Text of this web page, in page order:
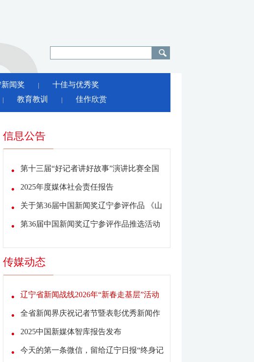
闻奖
十佳与优秀奖
教育教训 佳作欣赏
信息公告
第十三届“好记者讲好故事”演讲比赛全国
2025年度媒体社会责任报告
关于第36届中国新闻奖辽宁参评作品 《山
第36届中国新闻奖辽宁参评作品推选活动
传媒动态
辽宁省新闻战线2026年“新春走基层”活动
全省新闻界庆祝记者节暨表彰优秀新闻作
2025中国新媒体智库报告发布
今天的第一条微信，留给辽宁日报“终身记